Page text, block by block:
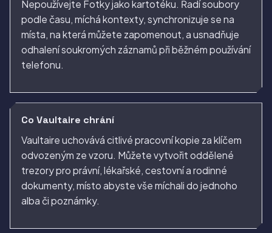
Nepoužívejte Fotky jako kartotéku. Řadí soubory
podle času, míchá kontexty, synchronizuje se na
místa, na která můžete zapomenout, a usnadňuje
odhalení soukromých záznamů při běžném používání
telefonu.
Co Vaultaire chrání
Vaultaire uchovává citlivé pracovní kopie za klíčem
odvozeným ze vzoru. Můžete vytvořit oddělené
trezory pro právní, lékařské, cestovní a rodinné
dokumenty, místo abyste vše míchali do jednoho
alba či poznámky.